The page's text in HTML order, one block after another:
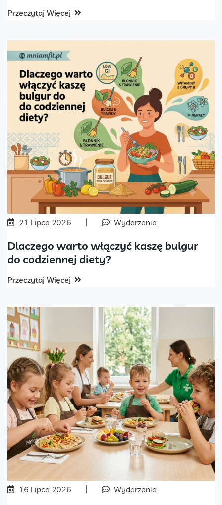
Przeczytaj Więcej
21 Lipca 2026 Wydarzenia
Dlaczego warto włączyć kaszę bulgur
do codziennej diety?
Przeczytaj Więcej
16 Lipca 2026 Wydarzenia